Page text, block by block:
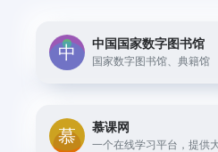
中国国家数字图书馆
国家数字图书馆、典籍馆
慕课网